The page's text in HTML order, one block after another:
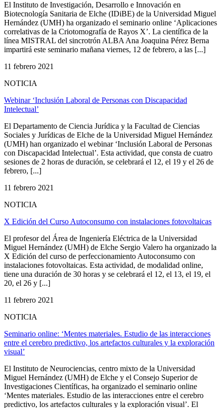
El Instituto de Investigación, Desarrollo e Innovación en
Biotecnología Sanitaria de Elche (IDiBE) de la Universidad Miguel
Hernández (UMH) ha organizado el seminario online ‘Aplicaciones
correlativas de la Criotomografía de Rayos X’. La científica de la
línea MISTRAL del sincrotrón ALBA Ana Joaquina Pérez Berna
impartirá este seminario mañana viernes, 12 de febrero, a las [...]
11 febrero 2021
NOTICIA
Webinar ‘Inclusión Laboral de Personas con Discapacidad
Intelectual’
El Departamento de Ciencia Jurídica y la Facultad de Ciencias
Sociales y Jurídicas de Elche de la Universidad Miguel Hernández
(UMH) han organizado el webinar ‘Inclusión Laboral de Personas
con Discapacidad Intelectual’. Esta actividad, que consta de cuatro
sesiones de 2 horas de duración, se celebrará el 12, el 19 y el 26 de
febrero, [...]
11 febrero 2021
NOTICIA
X Edición del Curso Autoconsumo con instalaciones fotovoltaicas
El profesor del Área de Ingeniería Eléctrica de la Universidad
Miguel Hernández (UMH) de Elche Sergio Valero ha organizado la
X Edición del curso de perfeccionamiento Autoconsumo con
instalaciones fotovoltaicas. Esta actividad, de modalidad online,
tiene una duración de 30 horas y se celebrará el 12, el 13, el 19, el
20, el 26 y [...]
11 febrero 2021
NOTICIA
Seminario online: ‘Mentes materiales. Estudio de las interacciones
entre el cerebro predictivo, los artefactos culturales y la exploración
visual’
El Instituto de Neurociencias, centro mixto de la Universidad
Miguel Hernández (UMH) de Elche y el Consejo Superior de
Investigaciones Científicas, ha organizado el seminario online
‘Mentes materiales. Estudio de las interacciones entre el cerebro
predictivo, los artefactos culturales y la exploración visual’. El